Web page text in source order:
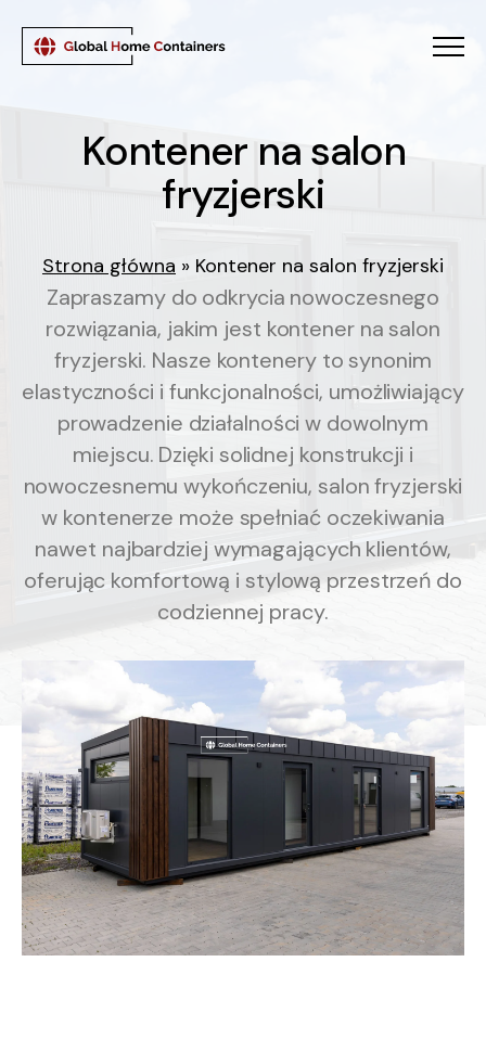
Kontener na salon
Kontenerna salon
fryzjerski
Strona główna » Kontener na salon fryzjerski
Zapraszamy do odkrycia nowoczesnego
rozwiązania, jakim jest kontener na salon
fryzjerski. Nasze kontenery to synonim
elastyczności i funkcjonalności, umożliwiający
prowadzenie działalności w dowolnym
miejscu. Dzięki solidnej konstrukcji i
nowoczesnemu wykończeniu, salon fryzjerski
w kontenerze może spełniać oczekiwania
nawet najbardziej wymagających klientów,
oferując komfortową i stylową przestrzeń do
codziennej pracy.